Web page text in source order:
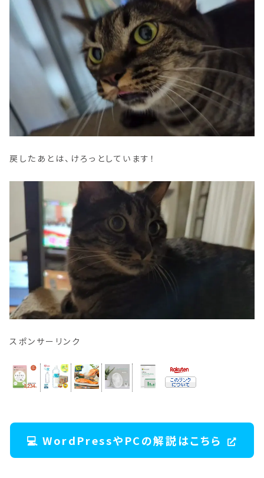
戻したあとは、けろっとしています！
スポンサーリンク
💻 WordPressやPCの解説はこちら